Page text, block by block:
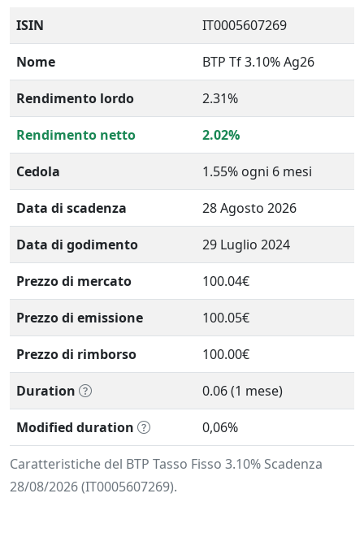
Caratteristiche del BTP Tasso Fisso 3.10% Scadenza
28/08/2026 (IT0005607269).
ISIN IT0005607269
Nome BTP Tf 3.10% Ag26
Rendimento lordo 2.31%
Rendimento netto 2.02%
Cedola 1.55% ogni 6 mesi
Data di scadenza 28 Agosto 2026
Data di godimento 29 Luglio 2024
Prezzo di mercato 100.04€
Prezzo di emissione 100.05€
Prezzo di rimborso 100.00€
Duration 0.06 (1 mese)
Modified duration 0,06%